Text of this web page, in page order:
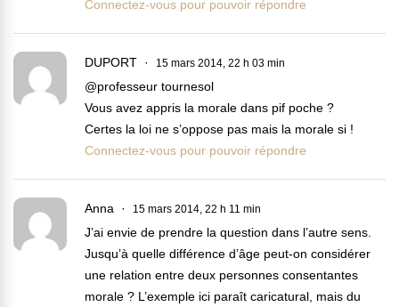
Connectez-vous pour pouvoir répondre
DUPORT 15 mars 2014, 22 h 03 min
@professeur tournesol
Vous avez appris la morale dans pif poche ?
Certes la loi ne s’oppose pas mais la morale si !
Connectez-vous pour pouvoir répondre
Anna 15 mars 2014, 22 h 11 min
J’ai envie de prendre la question dans l’autre sens.
Jusqu’à quelle différence d’âge peut-on considérer
une relation entre deux personnes consentantes
morale ? L’exemple ici paraît caricatural, mais du